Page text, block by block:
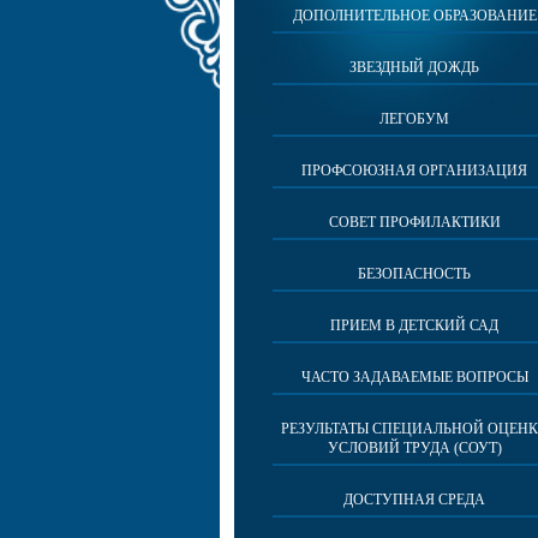
ДОПОЛНИТЕЛЬНОЕ ОБРАЗОВАНИЕ
ЗВЕЗДНЫЙ ДОЖДЬ
ЛЕГОБУМ
ПРОФСОЮЗНАЯ ОРГАНИЗАЦИЯ
СОВЕТ ПРОФИЛАКТИКИ
БЕЗОПАСНОСТЬ
ПРИЕМ В ДЕТСКИЙ САД
ЧАСТО ЗАДАВАЕМЫЕ ВОПРОСЫ
РЕЗУЛЬТАТЫ СПЕЦИАЛЬНОЙ
УСЛОВИЙ ТРУДА (СОУТ)
ДОСТУПНАЯ СРЕДА